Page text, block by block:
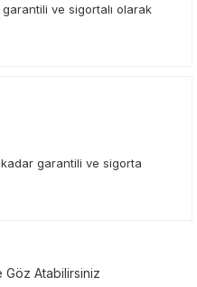
ve sigortalı olarak
kadar garantili ve sigorta
Göz Atabilirsiniz